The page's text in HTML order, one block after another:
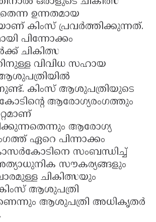
ഉന്നതമായ
കിംസ് പ്രവർത്തിക്കുന്നത്.
പിന്നോക്കം
ചികിത്സ
വിവിധ സഹായ
കിംസ് ആശുപത്രിയുടെ
ആരോഗ്യരംഗത്തും
ആരോഗ്യ
ഏറെ പിന്നാക്കം
സംബന്ധിച്ച്
സൗകര്യങ്ങളും
ചികിത്സയും
കിംസ് ആശുപത്രി
ആശുപത്രി അധികൃതർ